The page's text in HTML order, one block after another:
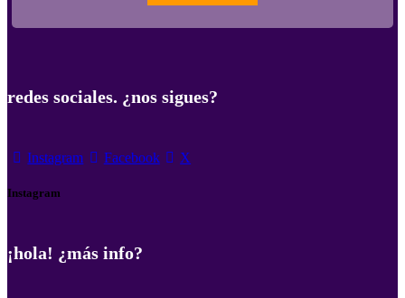
redes sociales. ¿nos sigues?
Instagram Facebook X
Instagram
¡hola! ¿más info?